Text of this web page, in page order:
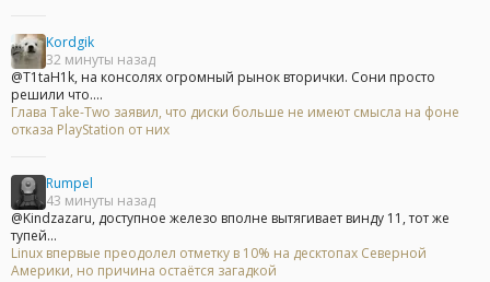
Kordgik
32 минуты назад
@T1taH1k, на консолях огромный рынок вторички. Сони просто
решили что....
Глава Take-Two заявил, что диски больше не имеют смысла на фоне
отказа PlayStation от них
Rumpel
43 минуты назад
@Kindzazaru, доступное железо вполне вытягивает винду 11, тот же
тупей...
Linux впервые преодолел отметку в 10% на десктопах Северной
Америки, но причина остаётся загадкой